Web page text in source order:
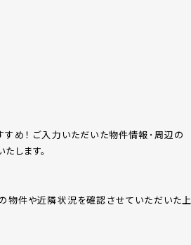
め！ ご入力いただいた物件情報･周辺の
します。
物件や近隣状況を確認させていただいた上